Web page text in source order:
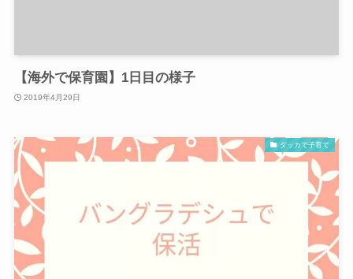
【海外で保育園】1日目の様子
2019年4月29日
ダッカで子育て